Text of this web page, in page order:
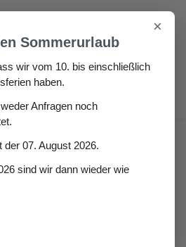
Dichtungen
Witoranto
×
Sommerurlaub
wir vom 10. bis einschließlich
haben.
Anfragen noch
der 07. August 2026.
sind wir dann wieder wie